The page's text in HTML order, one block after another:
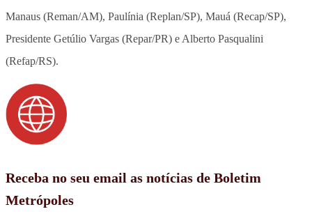
Manaus (Reman/AM), Paulínia (Replan/SP), Mauá (Recap/SP),
Presidente Getúlio Vargas (Repar/PR) e Alberto Pasqualini
(Refap/RS).
Receba no seu email as notícias de Boletim
Metrópoles